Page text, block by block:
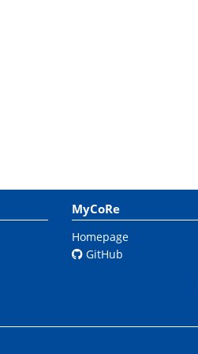
MyCoRe
Homepage
GitHub